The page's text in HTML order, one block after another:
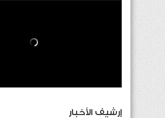
إرشيف الأخبار